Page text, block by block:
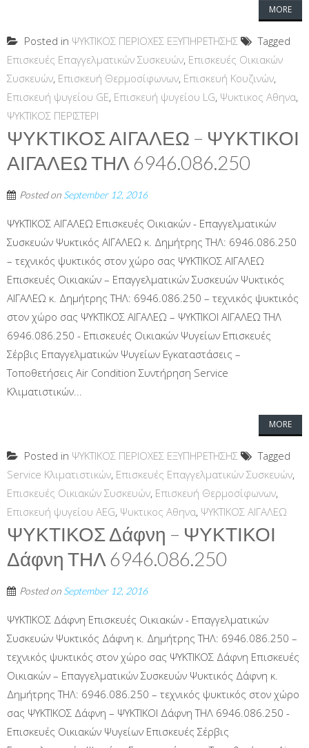
MORE
Posted in ΨΥΚΤΙΚΟΣ ΠΕΡΙΟΧΕΣ ΕΞΥΠΗΡΕΤΗΣΗΣ
Tagged
Επισκευές Επαγγελματικών Συσκευών, Επισκευές Οικιακών
Συσκευών, Επισκευή Θερμοσίφωνων, Επισκευή Κουζινών,
Επισκευή ψυγείου GE, Επισκευή ψυγείου LG, Ψυκτικος Αθηνα,
ΨΥΚΤΙΚΟΣ ΠΕΡΙΣΤΕΡΙ
ΨΥΚΤΙΚΟΣ ΑΙΓΑΛΕΩ – ΨΥΚΤΙΚΟΙ
ΑΙΓΑΛΕΩ ΤΗΛ 6946.086.250
Posted on September 12, 2016
ΨΥΚΤΙΚΟΣ ΑΙΓΑΛΕΩ Επισκευές Οικιακών - Επαγγελματικών
Συσκευών Ψυκτικός ΑΙΓΑΛΕΩ κ. Δημήτρης ΤΗΛ: 6946.086.250
– τεχνικός ψυκτικός στον χώρο σας ΨΥΚΤΙΚΟΣ ΑΙΓΑΛΕΩ
Επισκευές Οικιακών – Επαγγελματικών Συσκευών Ψυκτικός
ΑΙΓΑΛΕΩ κ. Δημήτρης ΤΗΛ: 6946.086.250 – τεχνικός ψυκτικός
στον χώρο σας ΨΥΚΤΙΚΟΣ ΑΙΓΑΛΕΩ – ΨΥΚΤΙΚΟΙ ΑΙΓΑΛΕΩ ΤΗΛ
6946.086.250 - Επισκευές Οικιακών Ψυγείων Επισκευές
Σέρβις Επαγγελματικών Ψυγείων Εγκαταστάσεις –
Τοποθετήσεις Air Condition Συντήρηση Service
Κλιματιστικών...
MORE
Posted in ΨΥΚΤΙΚΟΣ ΠΕΡΙΟΧΕΣ ΕΞΥΠΗΡΕΤΗΣΗΣ
Tagged
Service Κλιματιστικών, Επισκευές Επαγγελματικών Συσκευών,
Επισκευές Οικιακών Συσκευών, Επισκευή Θερμοσίφωνων,
Επισκευή ψυγείου AEG, Ψυκτικος Αθηνα, ΨΥΚΤΙΚΟΣ ΑΙΓΑΛΕΩ
ΨΥΚΤΙΚΟΣ Δάφνη – ΨΥΚΤΙΚΟΙ
Δάφνη ΤΗΛ 6946.086.250
Posted on September 12, 2016
ΨΥΚΤΙΚΟΣ Δάφνη Επισκευές Οικιακών - Επαγγελματικών
Συσκευών Ψυκτικός Δάφνη κ. Δημήτρης ΤΗΛ: 6946.086.250 –
τεχνικός ψυκτικός στον χώρο σας ΨΥΚΤΙΚΟΣ Δάφνη Επισκευές
Οικιακών – Επαγγελματικών Συσκευών Ψυκτικός Δάφνη κ.
Δημήτρης ΤΗΛ: 6946.086.250 – τεχνικός ψυκτικός στον χώρο
σας ΨΥΚΤΙΚΟΣ Δάφνη – ΨΥΚΤΙΚΟΙ Δάφνη ΤΗΛ 6946.086.250 -
Επισκευές Οικιακών Ψυγείων Επισκευές Σέρβις